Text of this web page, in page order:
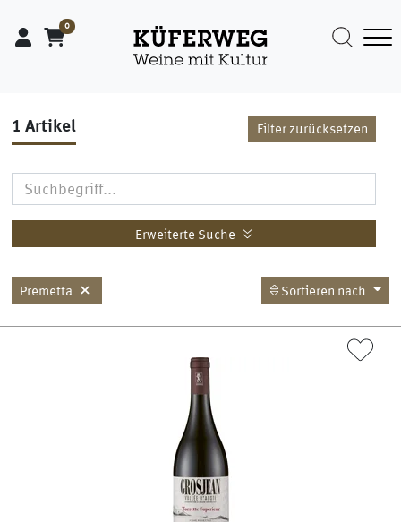
0
1 Artikel Filter zurücksetzen
Erweiterte Suche
Premetta Sortieren nach